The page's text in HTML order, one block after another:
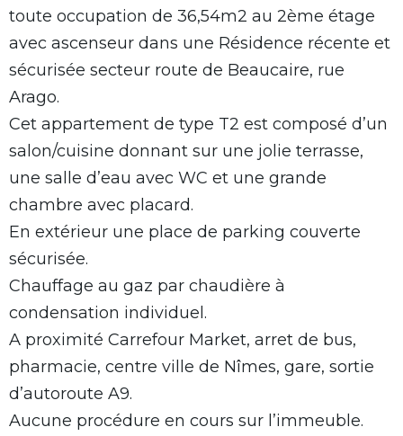
toute occupation de 36,54m2 au 2ème étage
avec ascenseur dans une Résidence récente et
sécurisée secteur route de Beaucaire, rue
Arago.
Cet appartement de type T2 est composé d’un
salon/cuisine donnant sur une jolie terrasse,
une salle d’eau avec WC et une grande
chambre avec placard.
En extérieur une place de parking couverte
sécurisée.
Chauffage au gaz par chaudière à
condensation individuel.
A proximité Carrefour Market, arret de bus,
pharmacie, centre ville de Nîmes, gare, sortie
d’autoroute A9.
Aucune procédure en cours sur l’immeuble.